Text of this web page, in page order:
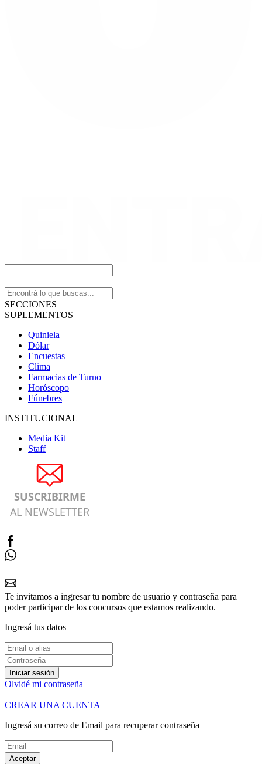
SECCIONES
SUPLEMENTOS
Quiniela
Dólar
Encuestas
Clima
Farmacias de Turno
Horóscopo
Fúnebres
INSTITUCIONAL
Media Kit
Staff
SUSCRIBIRME
AL NEWSLETTER
Te invitamos a ingresar tu nombre de usuario y contraseña para
poder participar de los concursos que estamos realizando.
Ingresá tus datos
Iniciar sesión
Olvidé mi contraseña
CREAR UNA CUENTA
Ingresá su correo de Email para recuperar contraseña
Aceptar